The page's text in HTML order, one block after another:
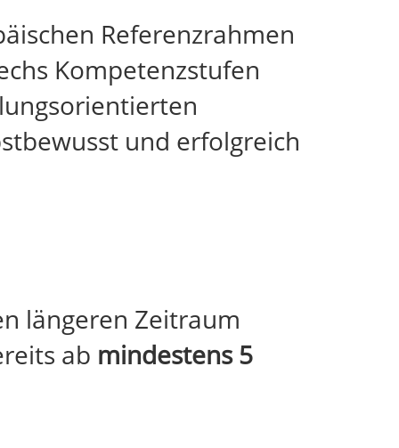
Referenzrahmen
Kompetenzstufen
und erfolgreich
längeren Zeitraum
ab mindestens 5